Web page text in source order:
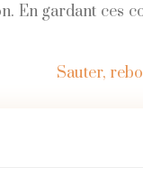
gardant ces
Sauter,